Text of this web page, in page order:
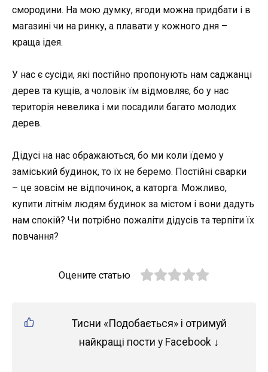
смородини. На мою думку, ягоди можна придбати і в
магазині чи на ринку, а плавати у кожного дня –
краща ідея.
У нас є сусіди, які постійно пропонують нам саджанці
дерев та кущів, а чоловік їм відмовляє, бо у нас
територія невелика і ми посадили багато молодих
дерев.
Дідусі на нас ображаються, бо ми коли їдемо у
заміський будинок, то їх не беремо. Постійні сварки
– це зовсім не відпочинок, а каторга. Можливо,
купити літнім людям будинок за містом і вони дадуть
нам спокій? Чи потрібно пожаліти дідусів та терпіти їх
повчання?
Оцените статью
Тисни «Подобається» і отримуй
найкращі пости у Facebook ↓